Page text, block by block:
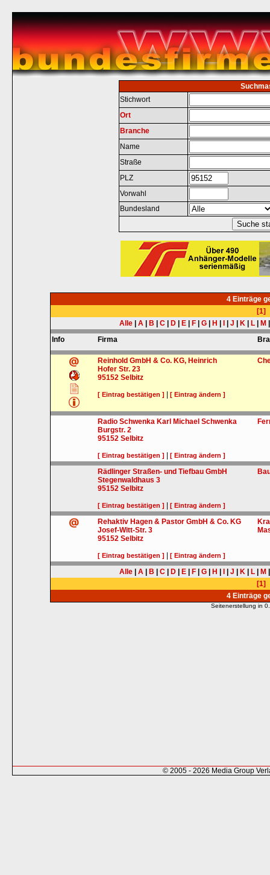
Stichwort
Ort
Branche
Name
Straße
PLZ
Vorwahl
Bundesland
4 Einträge
[1]
Alle
A B C D E F G H J K L M
Info
Firma
Reinhold GmbH & Co. KG, Heinrich
Hofer Str. 23
95152 Selbitz
[ Eintrag bestätigen ] |[ Eintrag ändern ]
Radio Schwenka Karl Michael Schwenka
Burgstr. 2
95152 Selbitz
[ Eintrag bestätigen ] |[ Eintrag ändern ]
Rädlinger Straßen- und Tiefbau GmbH
Stegenwaldhaus 3
95152 Selbitz
[ Eintrag bestätigen ] |[ Eintrag ändern ]
Rehaktiv Hagen & Pastor GmbH & Co. KG
Josef-Witt-Str. 3
95152 Selbitz
[ Eintrag bestätigen ] |[ Eintrag ändern ]
Alle A B C D E F G H J K L M
[1]
4 Einträge
Seitenerstellung in
© 2005 - 2026 Media Group